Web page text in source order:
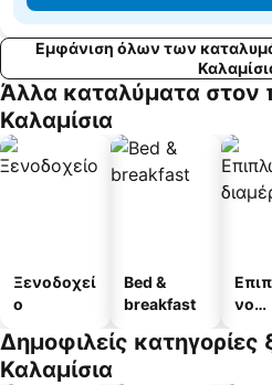
Εμφάνιση όλων των
Άλλα καταλύματα στον
Καλαμίσια
Ξενοδοχεί
ο
Bed &
breakfast
νο
α
Δημοφιλείς
Καλαμίσια